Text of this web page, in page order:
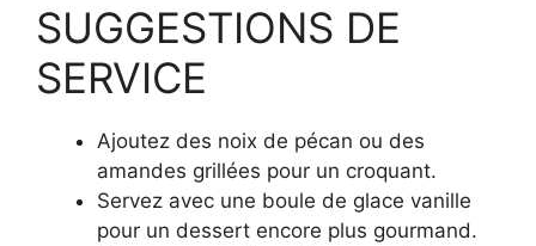
SUGGESTIONS DE
SERVICE
Ajoutez des noix de pécan ou des
amandes grillées pour un croquant.
Servez avec une boule de glace vanille
pour un dessert encore plus gourmand.